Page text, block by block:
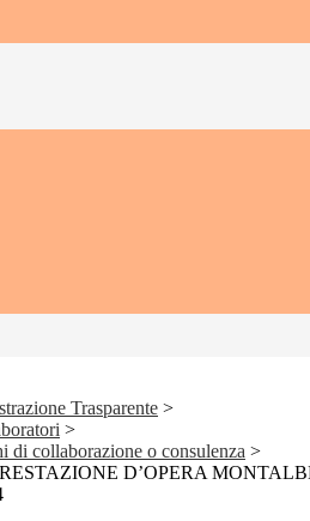
Trasparente >
>
di collaborazione o consulenza >
D’OPERA